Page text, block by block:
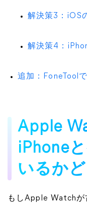
解決策3：iOS
解決策4：
追加：FoneTool
Apple
iPhone
いるか
もしApple Watchが